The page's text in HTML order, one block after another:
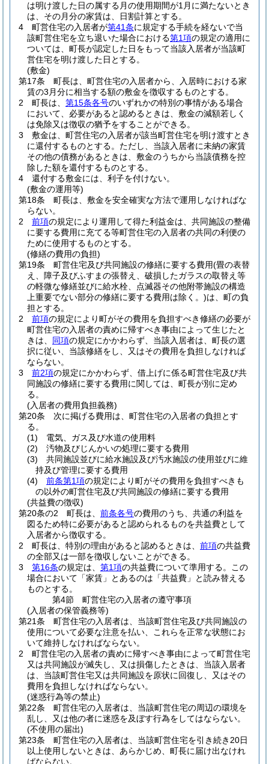
は明け渡した日の属する月の使用期間が1月に満たないとき
は、その月分の家賃は、日割計算とする。
4
町営住宅の入居者が第41条に規定する手続を経ないで当
該町営住宅を立ち退いた場合における第1項の規定の適用に
ついては、町長が認定した日をもって当該入居者が当該町
営住宅を明け渡した日とする。
(敷金)
第17条
町長は、町営住宅の入居者から、入居時における家
賃の3月分に相当する額の敷金を徴収するものとする。
2
町長は、 第15条各号のいずれかの特別の事情がある場合
において、必要があると認めるときは、敷金の減額若しく
は免除又は徴収の猶予をすることができる。
3
敷金は、町営住宅の入居者が該当町営住宅を明け渡すとき
に還付するものとする。 ただし、当該入居者に未納の家賃
その他の債務があるときは、敷金のうちから当該債務を控
除した額を還付するものとする。
4
還付する敷金には、利子を付けない。
(敷金の運用等)
第18条
町長は、敷金を安全確実な方法で運用しなければな
らない。
2
前項の規定により運用して得た利益金は、共同施設の整備
に要する費用に充てる等町営住宅の入居者の共同の利便の
ために使用するものとする。
(修繕の費用の負担)
第19条
町営住宅及び共同施設の修繕に要する費用(畳の表替
え、障子及びふすまの張替え、破損したガラスの取替え等
の軽微な修繕並びに給水栓、点滅器その他附帯施設の構造
上重要でない部分の修繕に要する費用は除く。)は、町の負
担とする。
2
前項の規定により町がその費用を負担すべき修繕の必要が
町営住宅の入居者の責めに帰すべき事由によって生じたと
きは、 同項の規定にかかわらず、当該入居者は、町長の選
択に従い、当該修繕をし、又はその費用を負担しなければ
ならない。
3
前2項の規定にかかわらず、借上げに係る町営住宅及び共
同施設の修繕に要する費用に関しては、町長が別に定め
る。
(入居者の費用負担義務)
第20条
次に掲げる費用は、町営住宅の入居者の負担とす
る。
(1)
電気、ガス及び水道の使用料
(2)
汚物及びじんかいの処理に要する費用
(3)
共同施設並びに給水施設及び汚水施設の使用並びに維
持及び管理に要する費用
(4)
前条第1項の規定により町がその費用を負担すべきも
の以外の町営住宅及び共同施設の修繕に要する費用
(共益費の徴収)
第20条の2
町長は、 前条各号の費用のうち、共通の利益を
図るため特に必要があると認められるものを共益費として
入居者から徴収する。
2
町長は、特別の理由があると認めるときは、 前項の共益費
の全部又は一部を徴収しないことができる。
3
第16条の規定は、 第1項の共益費について準用する。
この
場合において「家賃」とあるのは「共益費」と読み替える
ものとする。
第4節
町営住宅の入居者の遵守事項
(入居者の保管義務等)
第21条
町営住宅の入居者は、当該町営住宅及び共同施設の
使用について必要な注意を払い、これらを正常な状態にお
いて維持しなければならない。
2
町営住宅の入居者の責めに帰すべき事由によって町営住宅
又は共同施設が滅失し、又は損傷したときは、当該入居者
は、当該町営住宅又は共同施設を原状に回復し、又はその
費用を負担しなければならない。
(迷惑行為等の禁止)
第22条
町営住宅の入居者は、当該町営住宅の周辺の環境を
乱し、又は他の者に迷惑を及ぼす行為をしてはならない。
(不使用の届出)
第23条
町営住宅の入居者は、当該町営住宅を引き続き20日
以上使用しないときは、あらかじめ、町長に届け出なけれ
ばならない。